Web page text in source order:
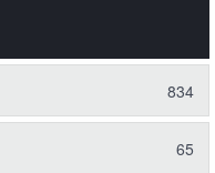
834
65